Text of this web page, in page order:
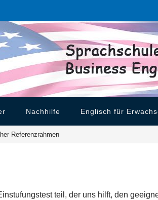
Nachhilfe Englisch für
Referenzrahmen
teil, der uns hilft, den